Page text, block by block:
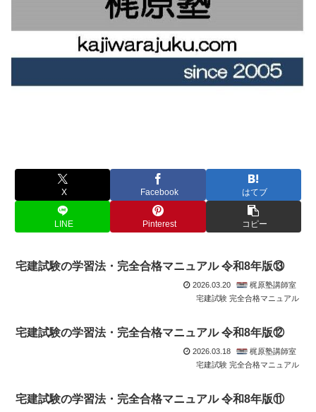
X Facebook はてブ
LINE Pinterest コピー
宅建試験の学習法・完全合格マニュアル 令和8年版⑬
2026.03.20
梶原塾講師室
宅建試験 完全合格マニュアル
宅建試験の学習法・完全合格マニュアル 令和8年版⑫
2026.03.18
梶原塾講師室
宅建試験 完全合格マニュアル
宅建試験の学習法・完全合格マニュアル 令和8年版⑪